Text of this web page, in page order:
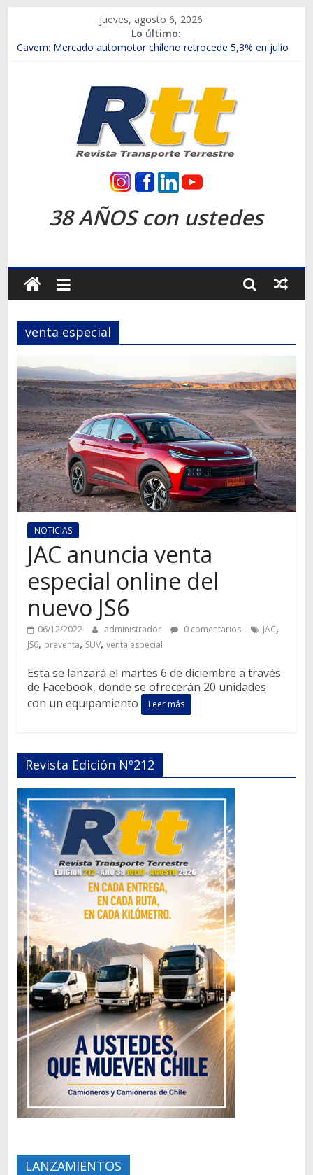
contenido
jueves, agosto 6, 2026
Lo último:
Chile es el primer mercado internacional en lanzar la nueva
Salfa suma vehículos electrificados de Chevrolet en el Biobío
Samex amplía su red con nuevas sucursales en Rancagua y
SINOTRUK Pick-ups presentó la recién estrenada Bolden en
la Expo Compras Públicas 2026
Revista
Transporte
Terrestre
Autos,
camiones,
información
del
mundo
del
transporte
38 AÑOS con ustedes
venta especial
NOTICIAS
JAC anuncia venta
especial online del
nuevo JS6
06/12/2022 administrador 0 comentarios JAC,
JS6, preventa, SUV, venta especial
Esta se lanzará el martes 6 de diciembre a través
de Facebook, donde se ofrecerán 20 unidades
con un equipamiento
Leer más
Revista Edición Nº212
LANZAMIENTOS